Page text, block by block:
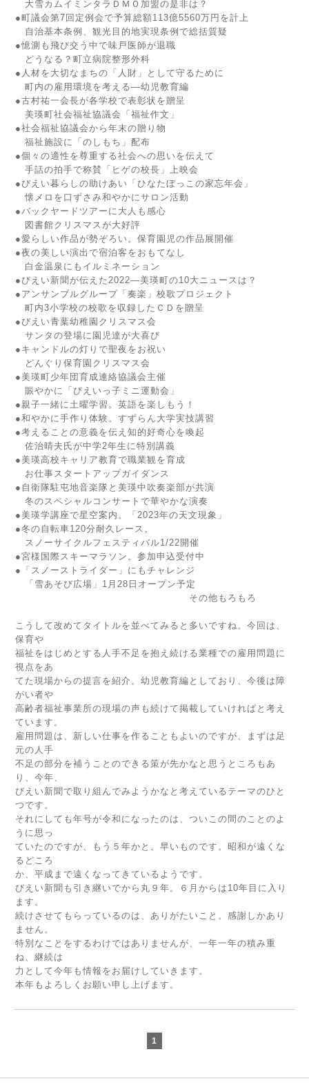
大雪カムイミンタラＤＭＯ加盟の是非は？
●町議会第7回定例会で予算総額113億5560万円を計上
自治基本条例、観光目的地実現条例で総括質疑
●憶測も飛び交う中で味戸医師が退職
どうなる？町立病院整形外科
●人材を大切なまちの「人財」として守るために
町内の雇用環境を考える―幼児教育編
●古村祐一会長が各学校で表彰状を贈呈
美瑛町社会福祉協議会「福祉作文」
●社会福祉協議会から年末の贈り物
福祉施設に「のしもち」配布
●個々の適性を尊重する社会への思いを伝えて
手話の拍手で称賛「ヒゲの校長」上映会
●びえい暮らしの助けあい「ひなたぼっこの家忘年会」
懐メロを口ずさみ和やかにサロン活動
●バックヤードツアーに大人も感心
図書館クリスマスが大好評
●愛らしい作品が勢ぞろい。保育園児の作品展開催
●夜の美しい演出で宿泊客をおもてなし
白金温泉にもイルミネーション
●びえい新聞が伝えた2022―美瑛町の10大ニュースは？
●アンサンブルグループ「奏楽」校歌プロジェクト
町内3小学校の校歌を収録したＣＤを贈呈
●びえい青葉幼稚園クリスマス会
サンタの登場に園児達が大喜び
●キャンドルの灯りで聖夜をお祝い
どんぐり保育園クリスマス会
●美瑛町少年団育成連絡協議会主催
賑やかに「びえいっ子ミニ運動会」
●親子一緒に土曜学習。英語を楽しもう！
●和やかに手作り体験。すずらん大学実技講習
●考えることの意義を伝え知的好奇心を喚起
佐治晴夫氏が中学2年生に特別講義
●美瑛高校キャリア教育で職業観を育成
お仕事スタートアップガイダンス
●自衛隊駐屯地音楽隊と美瑛中吹奏楽部が共演
冬のスペシャルコンサートで華やかな演奏
●美瑛学講座で星空案内。「2023年の天文現象」
●冬の自転車120分耐久レース。
スノーサイクルフェスティバル1/22開催
●宮様国際スキーマラソン。参加申込受付中
●「スノーストライダー」にもチャレンジ
「雪あそび広場」1月28日オープン予定
その他もろもろ
こうして改めてタイトルを並べてみると多いですね。今回は、
保育や
福祉をはじめとする人手不足を抱え続ける業種での雇用問題に
視点をあ
てた現場からの提言を紹介。幼児教育編としており、今後は障
がい者や
高齢者福祉事業所の現場の声も続けて掲載していければと考え
ています。
雇用問題は、新しい仕事を作ることもよいのですが、まずは足
元の人手
不足の部分を補うことのできる策が先かなと思うところもあ
り、今年、
びえい新聞で取り組んでみようかなと考えているテーマのひと
つです。
それにしても年号が令和になったのは、ついこの間のことのよ
うに思っ
ていたのですが、もう５年かと。早いものです。昭和が遠くな
るどころ
か、平成まで遠くなってきているようです。
びえい新聞も引き継いでから丸９年。６月からは10年目に入り
ます。
続けさせてもらっているのは、ありがたいこと。感謝しかあり
ません。
特別なことをするわけではありませんが、一年一年の積み重
ね、継続は
力として今年も情報をお届けしていきます。
本年もよろしくお願い申し上げます。
1